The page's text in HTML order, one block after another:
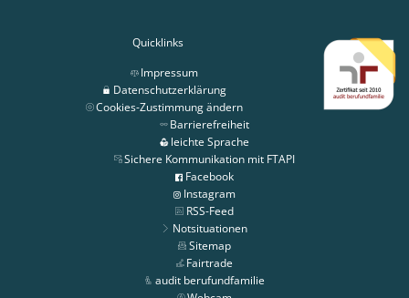
Quicklinks
Impressum
Datenschutzerklärung
Cookies-Zustimmung ändern
Barrierefreiheit
leichte Sprache
Sichere Kommunikation mit FTAPI
Facebook
Instagram
RSS-Feed
Notsituationen
Sitemap
Fairtrade
audit berufundfamilie